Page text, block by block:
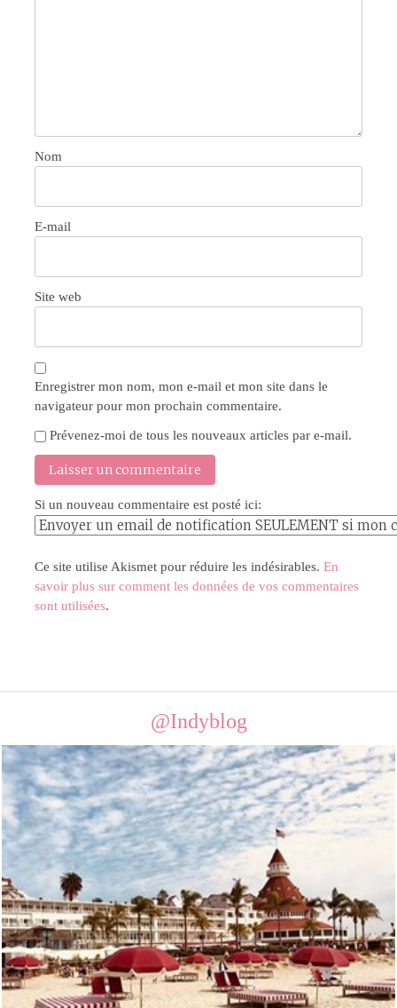
Nom
E-mail
Site web
Enregistrer mon nom, mon e-mail et mon site dans le
navigateur pour mon prochain commentaire.
Prévenez-moi de tous les nouveaux articles par e-mail.
Si un nouveau commentaire est posté ici:
Ce site utilise Akismet pour réduire les indésirables. En
savoir plus sur comment les données de vos commentaires
sont utilisées.
@Indyblog